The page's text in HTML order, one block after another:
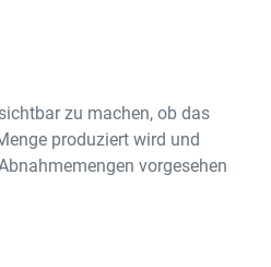
zu machen, ob das
produziert wird und
vorgesehen